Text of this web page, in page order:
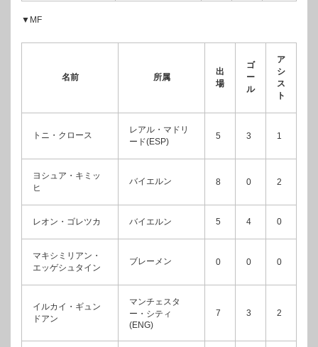
▼MF
名前 所属
出
場
ゴ
ー
ル
ア
シ
ス
ト
トニ・クロース
レアル・マドリ
ード(ESP)
5 3 1
ヨシュア・キミッ
ヒ
バイエルン 8 0 2
レオン・ゴレツカ バイエルン 5 4 0
マキシミリアン・
エッゲシュタイン
ブレーメン 0 0 0
イルカイ・ギュン
ドアン
マンチェスタ
ー・シティ
(ENG)
7 3 2